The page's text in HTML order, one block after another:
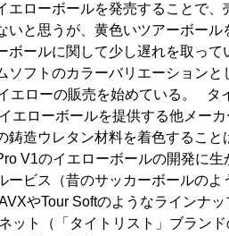
エローボールを発売することで
いと思うが、黄色いツアーボー
ボールに関して少し遅れを取っ
ソフトのカラーバリエーション
エローの販売を始めている。
エローボールを提供する他メー
鋳造ウレタン材料を着色するこ
V1のイエローボールの開発に
ービス（昔のサッカーボールの
やTour Softのようなラインナ
ット（「タイトリスト」ブラン